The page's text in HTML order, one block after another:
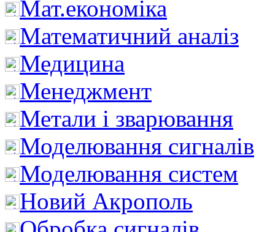
Мат.економіка
Математичний аналіз
Медицина
Менеджмент
Метали і зварювання
Моделювання сигналів
Моделювання систем
Новий Акрополь